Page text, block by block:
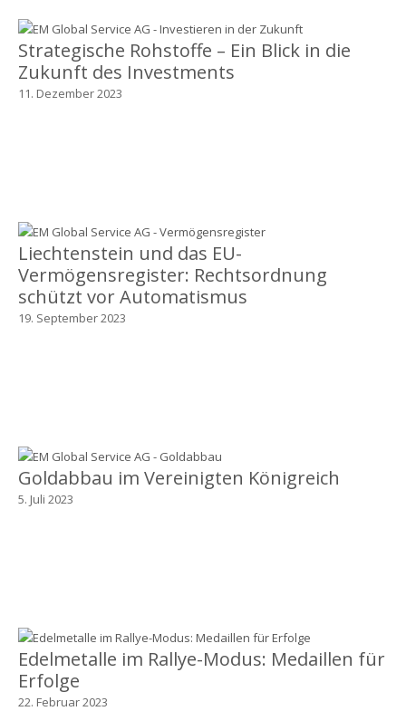
Strategische Rohstoffe – Ein Blick in die
Zukunft des Investments
11. Dezember 2023
Liechtenstein und das EU-
Vermögensregister: Rechtsordnung
schützt vor Automatismus
19. September 2023
Goldabbau im Vereinigten Königreich
5. Juli 2023
Edelmetalle im Rallye-Modus: Medaillen für
Erfolge
22. Februar 2023